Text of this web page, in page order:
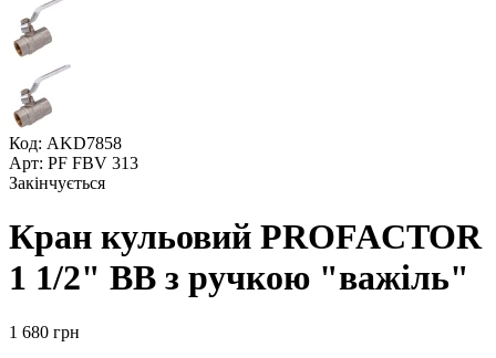
Код: AKD7858
Арт: PF FBV 313
Закінчується
Кран кульовий PROFACTOR
1 1/2" ВВ з ручкою "важіль"
1 680 грн